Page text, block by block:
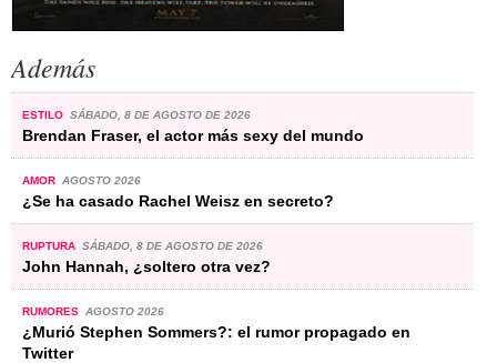
Además
ESTILO SÁBADO, 8 DE AGOSTO DE 2026
Brendan Fraser, el actor más sexy del mundo
AMOR AGOSTO 2026
¿Se ha casado Rachel Weisz en secreto?
RUPTURA SÁBADO, 8 DE AGOSTO DE 2026
John Hannah, ¿soltero otra vez?
RUMORES AGOSTO 2026
¿Murió Stephen Sommers?: el rumor propagado en
Twitter